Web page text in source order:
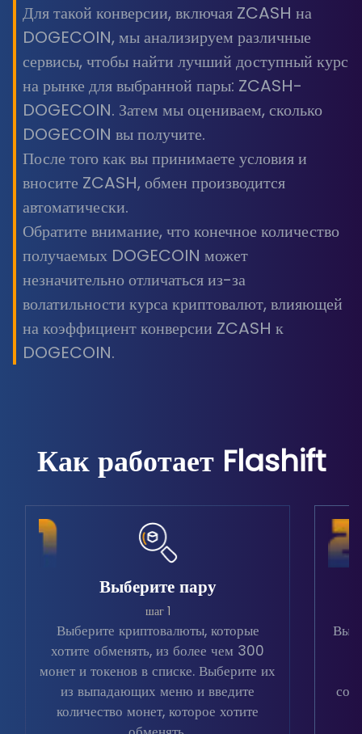
Для такой конверсии, включая ZCASH на
DOGECOIN, мы анализируем различные
сервисы, чтобы найти лучший доступный курс
на рынке для выбранной пары: ZCASH-
DOGECOIN. Затем мы оцениваем, сколько
DOGECOIN вы получите.
После того как вы принимаете условия и
вносите ZCASH, обмен производится
автоматически.
Обратите внимание, что конечное количество
получаемых DOGECOIN может
незначительно отличаться из-за
волатильности курса криптовалют, влияющей
на коэффициент конверсии ZCASH к
DOGECOIN.
Как работает Flashift
Выберите пару
шаг 1
Выберите криптовалюты, которые
хотите обменять, из более чем 300
монет и токенов в списке. Выберите их
из выпадающих меню и введите
количество монет, которое хотите